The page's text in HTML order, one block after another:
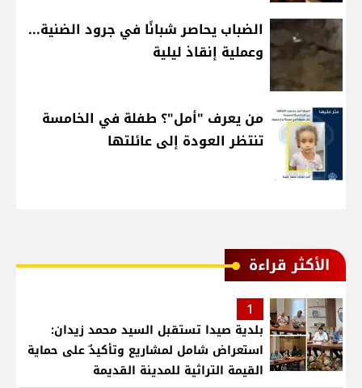
الضباب يحاصر شبانًا في جرود الضنية...
وعملية إنقاذ ليلية
من يعرف "أمل"؟ طفلة في الخامسة
تنتظر العودة إلى عائلتها
الأكثر قراءة
1
بلدية صيدا تستقبل السيد محمد زيدان:
استعراض شامل لمشاريع وتأكيدٌ على حماية
القيمة التراثية للمدينة القديمة